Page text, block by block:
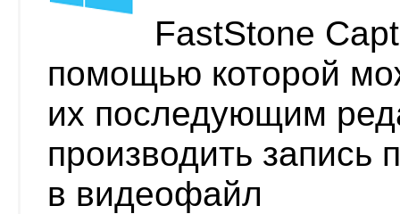
FastStone
помощью которой
их последующим
производить запись
в видеофайл